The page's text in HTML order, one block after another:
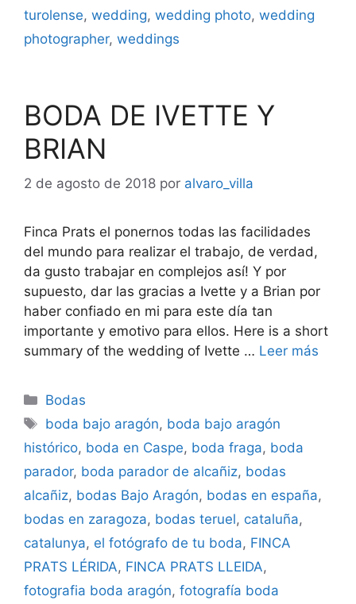
turolense, wedding, wedding photo, wedding
photographer, weddings
BODA DE IVETTE Y
BRIAN
2 de agosto de 2018 por alvaro_villa
Finca Prats el ponernos todas las facilidades
del mundo para realizar el trabajo, de verdad,
da gusto trabajar en complejos así! Y por
supuesto, dar las gracias a Ivette y a Brian por
haber confiado en mi para este día tan
importante y emotivo para ellos. Here is a short
summary of the wedding of Ivette … Leer más
Categorías
Bodas
Etiquetas
boda bajo aragón, boda bajo aragón
histórico, boda en Caspe, boda fraga, boda
parador, boda parador de alcañiz, bodas
alcañiz, bodas Bajo Aragón, bodas en españa,
bodas en zaragoza, bodas teruel, cataluña,
catalunya, el fotógrafo de tu boda, FINCA
PRATS LÉRIDA, FINCA PRATS LLEIDA,
fotografia boda aragón, fotografía boda